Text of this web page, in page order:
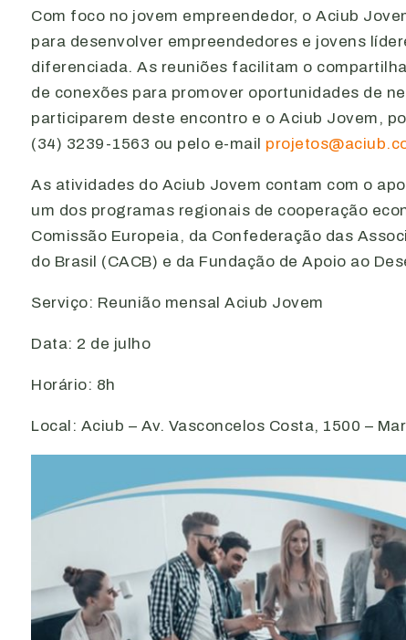
Com foco no jovem empreendedor, o Aciub
para desenvolver empreendedores e jovens
diferenciada. As reuniões facilitam o
de conexões para promover oportunidades de
participarem deste encontro e o Aciub Jovem,
(34) 3239-1563 ou pelo e-mail
As atividades do Aciub Jovem contam com o
um dos programas regionais de cooperação
Comissão Europeia, da Confederação das
do Brasil (CACB) e da Fundação de Apoio ao
Serviço: Reunião mensal Aciub Jovem
Data: 2 de julho
Horário: 8h
Local: Aciub – Av. Vasconcelos Costa, 1500 –